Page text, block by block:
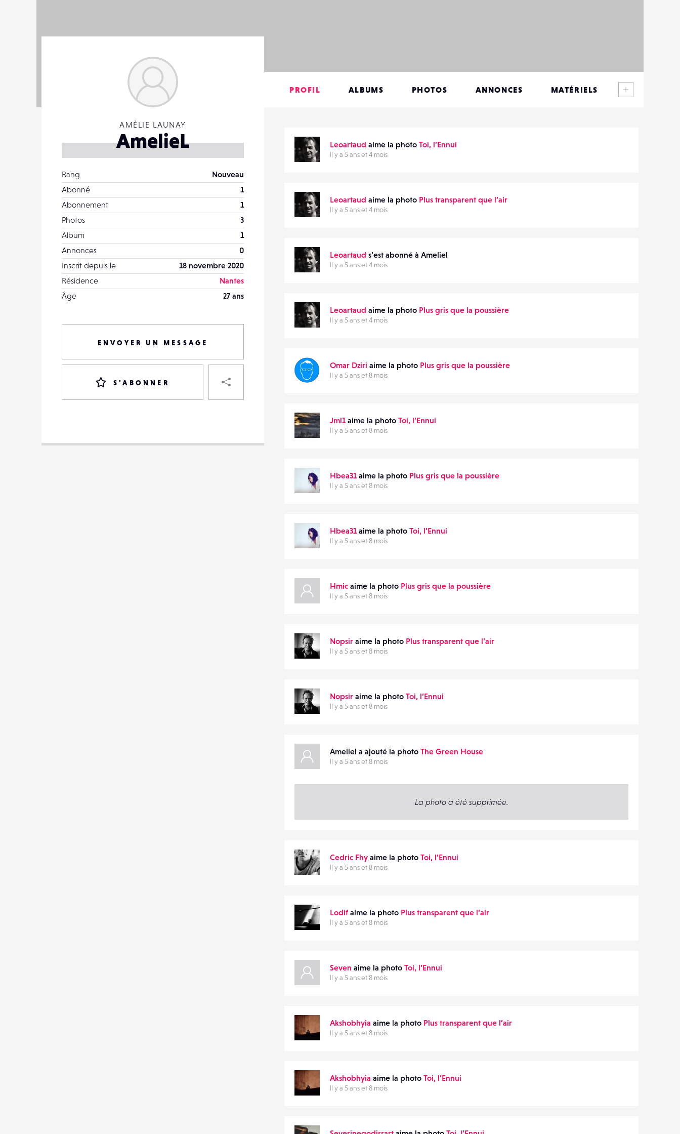
AMÉLIE LAUNAY
AmelieL
Rang
Nouveau
Abonné
1
Abonnement
1
Photos
3
Album
1
Annonces
0
Inscrit depuis le
18 novembre 2020
Résidence
Nantes
Âge
27 ans
ENVOYER UN MESSAGE
S'ABONNER
DESTINATAIRE
VOTRE
PROFIL ALBUMS PHOTOS ANNONCES MATÉRIELS
Leoartaud aime la photo Toi, l’Ennui
Il y a 5 ans et 4 mois
Leoartaud aime la photo Plus transparent que l’air
Il y a 5 ans et 4 mois
Leoartaud s’est abonné à Ameliel
Il y a 5 ans et 4 mois
Leoartaud aime la photo Plus gris que la poussière
Il y a 5 ans et 4 mois
Omar Dziri aime la photo Plus gris que la poussière
Il y a 5 ans et 8 mois
Jml1aime la photo Toi, l’Ennui
Il y a 5 ans et 8 mois
Hbea31aime la photo Plus gris que la poussière
Il y a 5 ans et 8 mois
Hbea31aime la photo Toi, l’Ennui
Il y a 5 ans et 8 mois
Hmic aime la photo Plus gris que la poussière
Il y a 5 ans et 8 mois
Nopsir aime la photo Plus transparent que l’air
Il y a 5 ans et 8 mois
Nopsir aime la photo Toi, l’Ennui
Il y a 5 ans et 8 mois
Ameliel a ajouté la photo The Green House
Il y a 5 ans et 8 mois
La photo a été supprimée.
Cedric Fhy aime la photo Toi, l’Ennui
Il y a 5 ans et 8 mois
Lodifaime la photo Plus transparent que l’air
Il y a 5 ans et 8 mois
Seven aime la photo Toi, l’Ennui
Il y a 5 ans et 8 mois
Akshobhyia aime la photo Plus transparent que l’air
Il y a 5 ans et 8 mois
Akshobhyia aime la photo Toi, l’Ennui
Il y a 5 ans et 8 mois